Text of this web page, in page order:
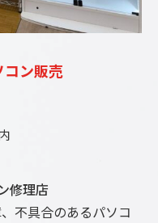
コン販売
修理店
不具合のあるパソコ